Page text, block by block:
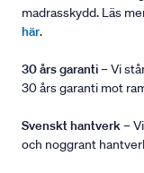
madrasskydd. Läs
här.
30 års garanti– Vi
30 års garanti mot
Svenskt hantverk–
och noggrant